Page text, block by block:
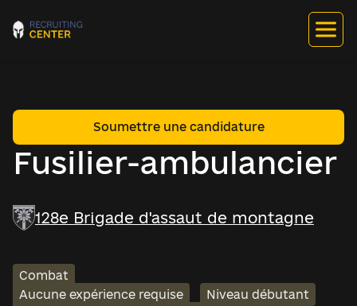
Fusilier-ambulancier
Soumettre une candidature
128e Brigade d'assaut de montagne
Combat
Aucune expérience requise
Niveau débutant